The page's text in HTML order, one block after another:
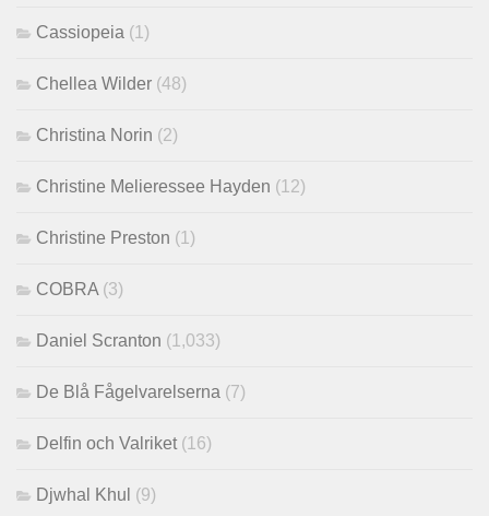
Cassiopeia (1)
Chellea Wilder (48)
Christina Norin (2)
Christine Melieressee Hayden (12)
Christine Preston (1)
COBRA (3)
Daniel Scranton (1,033)
De Blå Fågelvarelserna (7)
Delfin och Valriket (16)
Djwhal Khul (9)